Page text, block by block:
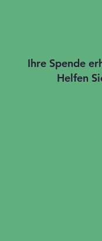
Ihre Spende
Helfen